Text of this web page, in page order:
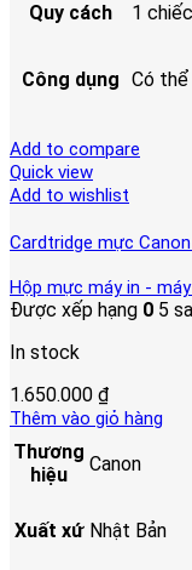
Quy cách 1
Công dụng Có thể
Add to compare
Quick view
Add to wishlist
Cardtridge mực
Hộp mực máy in -
Được xếp hạng 0 5
In stock
1.650.000 ₫
Thêm vào giỏ hàng
Thương
hiệu
Canon
Xuất xứ Nhật Bản